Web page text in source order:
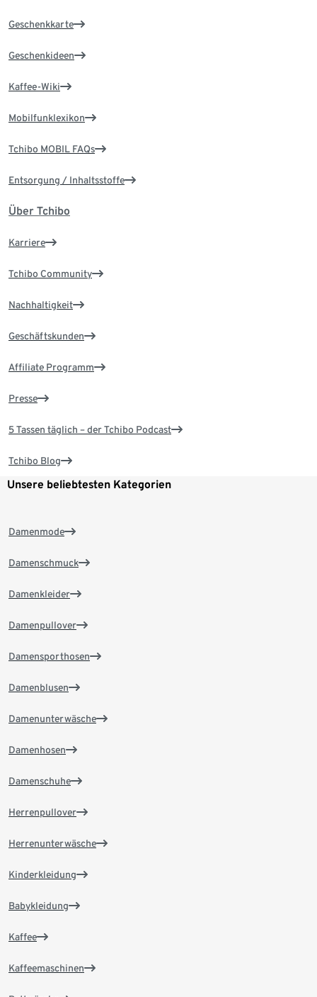
Geschenkkarte
Geschenkideen
Kaffee-Wiki
Mobilfunklexikon
Tchibo MOBIL FAQs
Entsorgung / Inhaltsstoffe
Über Tchibo
Karriere
Tchibo Community
Nachhaltigkeit
Geschäftskunden
Affiliate Programm
Presse
5 Tassen täglich – der Tchibo Podcast
Tchibo Blog
Unsere beliebtesten Kategorien
Damenmode
Damenschmuck
Damenkleider
Damenpullover
Damensporthosen
Damenblusen
Damenunterwäsche
Damenhosen
Damenschuhe
Herrenpullover
Herrenunterwäsche
Kinderkleidung
Babykleidung
Kaffee
Kaffeemaschinen